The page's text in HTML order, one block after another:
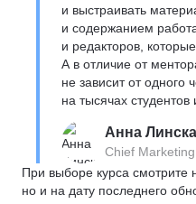
и выстраивать
и содержанием
и редакторов,
А в отличие от
не зависит от одного
на тысячах
Анна
Chief
При выборе курса смотрите
но и на дату последнего